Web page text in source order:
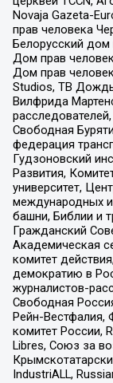
Novaja Gazeta-
прав человека
Белорусский дом
Дом прав
Дом прав
Studios, ТВ
Вилфрида
Свободная
федерация
Гудзоновский
Развития,
университет,
международных
башни, Библии и
Гражданский
Академическая
комитет
демократию в
журналистов-
Свободная
Рейн-Вестфалия,
комитет России,
Libres, Союз за
IndustriALL,